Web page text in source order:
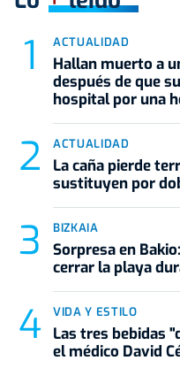
ACTUALIDAD
Hallan muerto a
después de que
hospital por una
ACTUALIDAD
La caña pierde
sustituyen por
BIZKAIA
Sorpresa en
cerrar la playa
VIDA Y ESTILO
Las tres bebidas
el médico David